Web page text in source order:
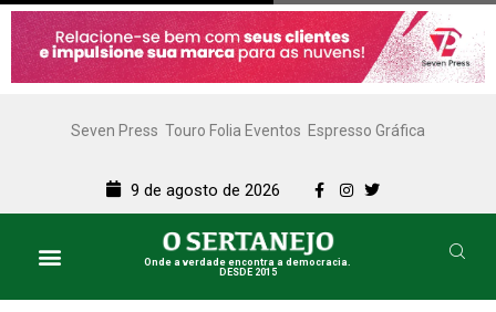
Seven Press Touro Folia Eventos Espresso Gráfica
9 de agosto de 2026
Onde a verdade encontra a democracia.
DESDE 2015